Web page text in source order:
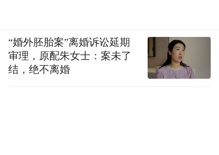
“婚外胚胎案”离婚诉讼延期
审理，原配朱女士：案未了
结，绝不离婚